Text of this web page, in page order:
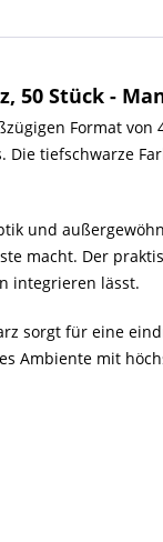
50 Stück -
Format von
tiefschwarze
und
macht. Der
integrieren lässt.
sorgt für eine
Ambiente mit